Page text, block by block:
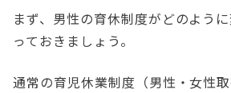
まず、男性の育休制度がどのよう
っておきましょう。
通常の育児休業制度（男性・女性